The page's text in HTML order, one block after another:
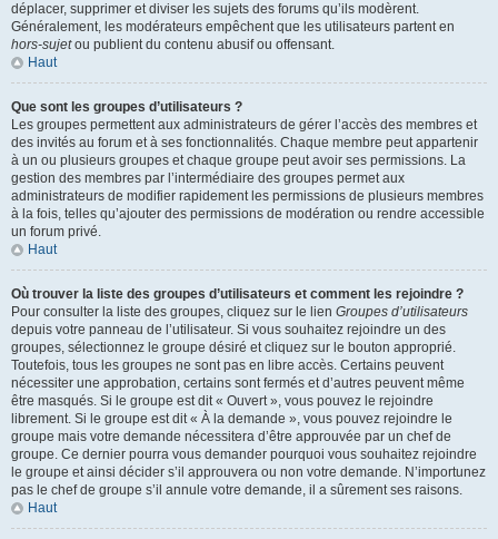
déplacer, supprimer et diviser les sujets des forums qu’ils modèrent.
Généralement, les modérateurs empêchent que les utilisateurs partent en
hors-sujetou publient du contenu abusif ou offensant.
Haut
Que sont les groupes d’utilisateurs ?
Les groupes permettent aux administrateurs de gérer l’accès des membres et
des invités au forum et à ses fonctionnalités. Chaque membre peut appartenir
à un ou plusieurs groupes et chaque groupe peut avoir ses permissions. La
gestion des membres par l’intermédiaire des groupes permet aux
administrateurs de modifier rapidement les permissions de plusieurs membres
à la fois, telles qu’ajouter des permissions de modération ou rendre accessible
un forum privé.
Haut
Où trouver la liste des groupes d’utilisateurs et comment les rejoindre ?
Pour consulter la liste des groupes, cliquez sur le lien Groupes d’utilisateurs
depuis votre panneau de l’utilisateur. Si vous souhaitez rejoindre un des
groupes, sélectionnez le groupe désiré et cliquez sur le bouton approprié.
Toutefois, tous les groupes ne sont pas en libre accès. Certains peuvent
nécessiter une approbation, certains sont fermés et d’autres peuvent même
être masqués. Si le groupe est dit « Ouvert », vous pouvez le rejoindre
librement. Si le groupe est dit « À la demande », vous pouvez rejoindre le
groupe mais votre demande nécessitera d’être approuvée par un chef de
groupe. Ce dernier pourra vous demander pourquoi vous souhaitez rejoindre
le groupe et ainsi décider s’il approuvera ou non votre demande. N’importunez
pas le chef de groupe s’il annule votre demande, il a sûrement ses raisons.
Haut